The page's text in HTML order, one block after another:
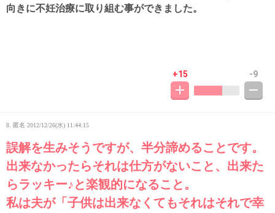
向きに不妊治療に取り組む事ができました。
+15 -9
8. 匿名 2012/12/26(水) 11:44:15
誤解を生みそうですが、半分諦めることです。
出来なかったらそれは仕方がないこと、出来た
らラッキー♪と楽観的になること。
私は夫が「子供は出来なくてもそれはそれで幸